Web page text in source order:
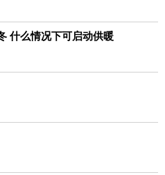
什么情况下可启动供暖